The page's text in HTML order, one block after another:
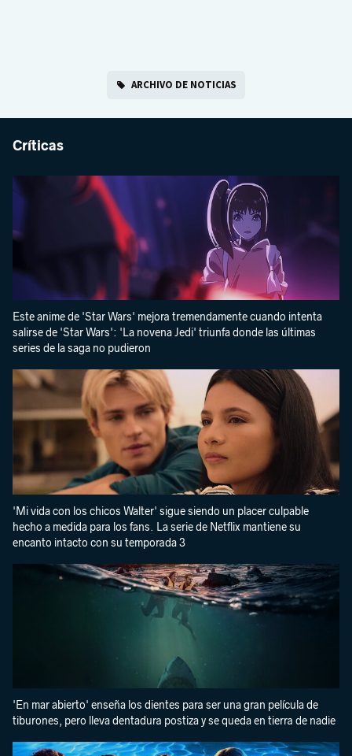
ARCHIVO DE NOTICIAS
Críticas
Este anime de 'Star Wars' mejora tremendamente cuando intenta
salirse de 'Star Wars': 'La novena Jedi' triunfa donde las últimas
series de la saga no pudieron
'Mi vida con los chicos Walter' sigue siendo un placer culpable
hecho a medida para los fans. La serie de Netflix mantiene su
encanto intacto con su temporada 3
'En mar abierto' enseña los dientes para ser una gran película de
tiburones, pero lleva dentadura postiza y se queda en tierra de nadie